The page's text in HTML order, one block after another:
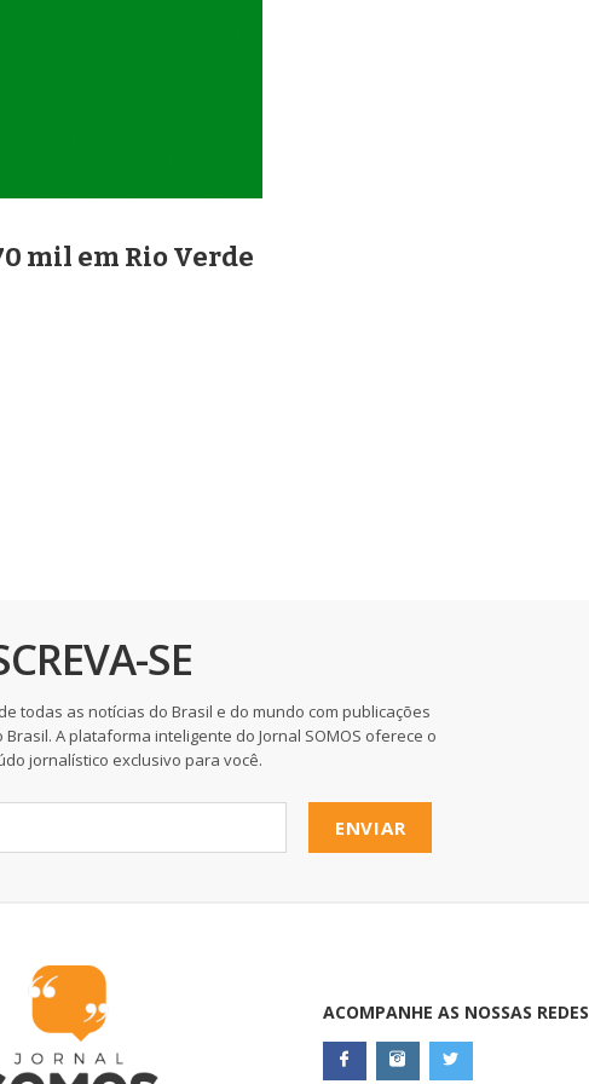
mil em Rio Verde
SE
todas as notícias do Brasil e do mundo com publicações
A plataforma inteligente do Jornal SOMOS oferece o
jornalístico exclusivo para você.
ENVIAR
ACOMPANHE AS NOSSAS REDES